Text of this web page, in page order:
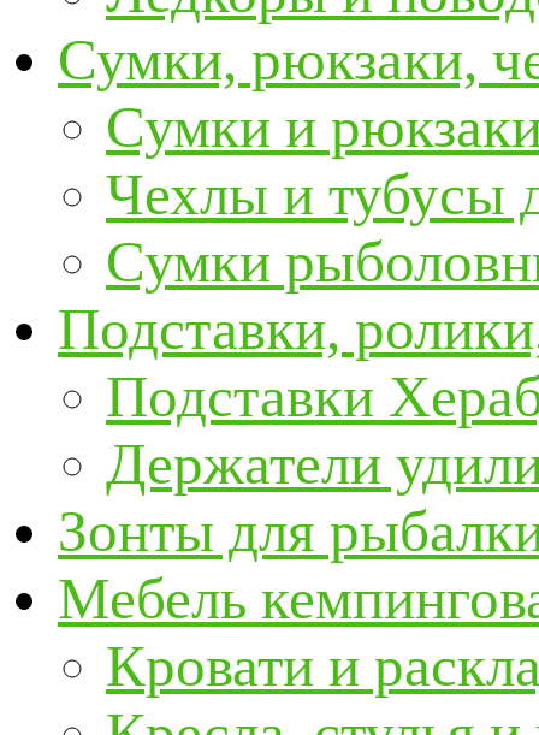
Сумки, рюкзаки,
Сумки и
Чехлы и тубусы
Сумки
Подставки,
Подставки
Держатели
Зонты для
Мебель
Кровати и